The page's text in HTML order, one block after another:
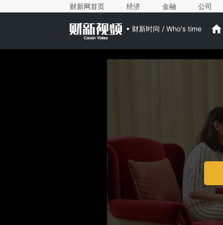
财新网首页 经济 金融 公司
财新时间 / Who's time